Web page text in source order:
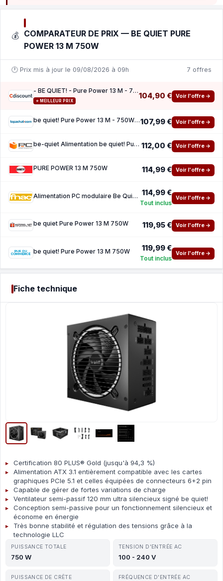
💰 COMPARATEUR DE PRIX — BE QUIET PURE
POWER 13 M 750W
🕐 Prix mis à jour le 09/08/2026 à 09h 7 offres
- BE QUIET! - Pure Power 13 M - 750 W - BP026EU - Silencieuse et Efficace
⭐ MEILLEUR PRIX
104,90 € Voir l'offre →
be quiet! Pure Power 13 M - 750W ( 10 de reduction avec le code promo KOO )107,99 € Voir l'offre →
be-quiet Alimentation be quiet! Pure Power 13 M 750W 80 PLUS Gold ATX Black 112,00 € Voir l'offre →
PURE POWER 13 M 750W 114,99 € Voir l'offre →
Alimentation PC modulaire Be Quiet Pure Power 13 M 750W 80 PLUS Gold Black 114,99 €
Tout inclus
Voir l'offre →
be quiet Pure Power 13 M 750W 119,95 € Voir l'offre →
be quiet! Pure Power 13 M 750W 119,99 €
Tout inclus
Voir l'offre →
Fiche technique
Certification 80 PLUS® Gold (jusqu'à 94,3 %)
Alimentation ATX 3.1 entièrement compatible avec les cartes
graphiques PCIe 5.1 et celles équipées de connecteurs 6+2 pin
Capable de gérer de fortes variations de charge
Ventilateur semi-passif 120 mm ultra silencieux signé be quiet!
Conception semi-passive pour un fonctionnement silencieux et
économe en énergie
Très bonne stabilité et régulation des tensions grâce à la
technologie LLC
PUISSANCE TOTALE
750 W
TENSION D'ENTRÉE AC
100 - 240 V
PUISSANCE DE CRÊTE FRÉQUENCE D'ENTRÉE AC